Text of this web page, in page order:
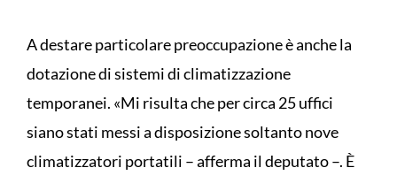
A destare particolare preoccupazione è anche la
dotazione di sistemi di climatizzazione
temporanei. «Mi risulta che per circa 25 uffici
siano stati messi a disposizione soltanto nove
climatizzatori portatili – afferma il deputato –. È